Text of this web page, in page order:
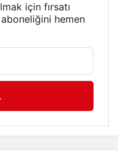
için fırsatı
hemen